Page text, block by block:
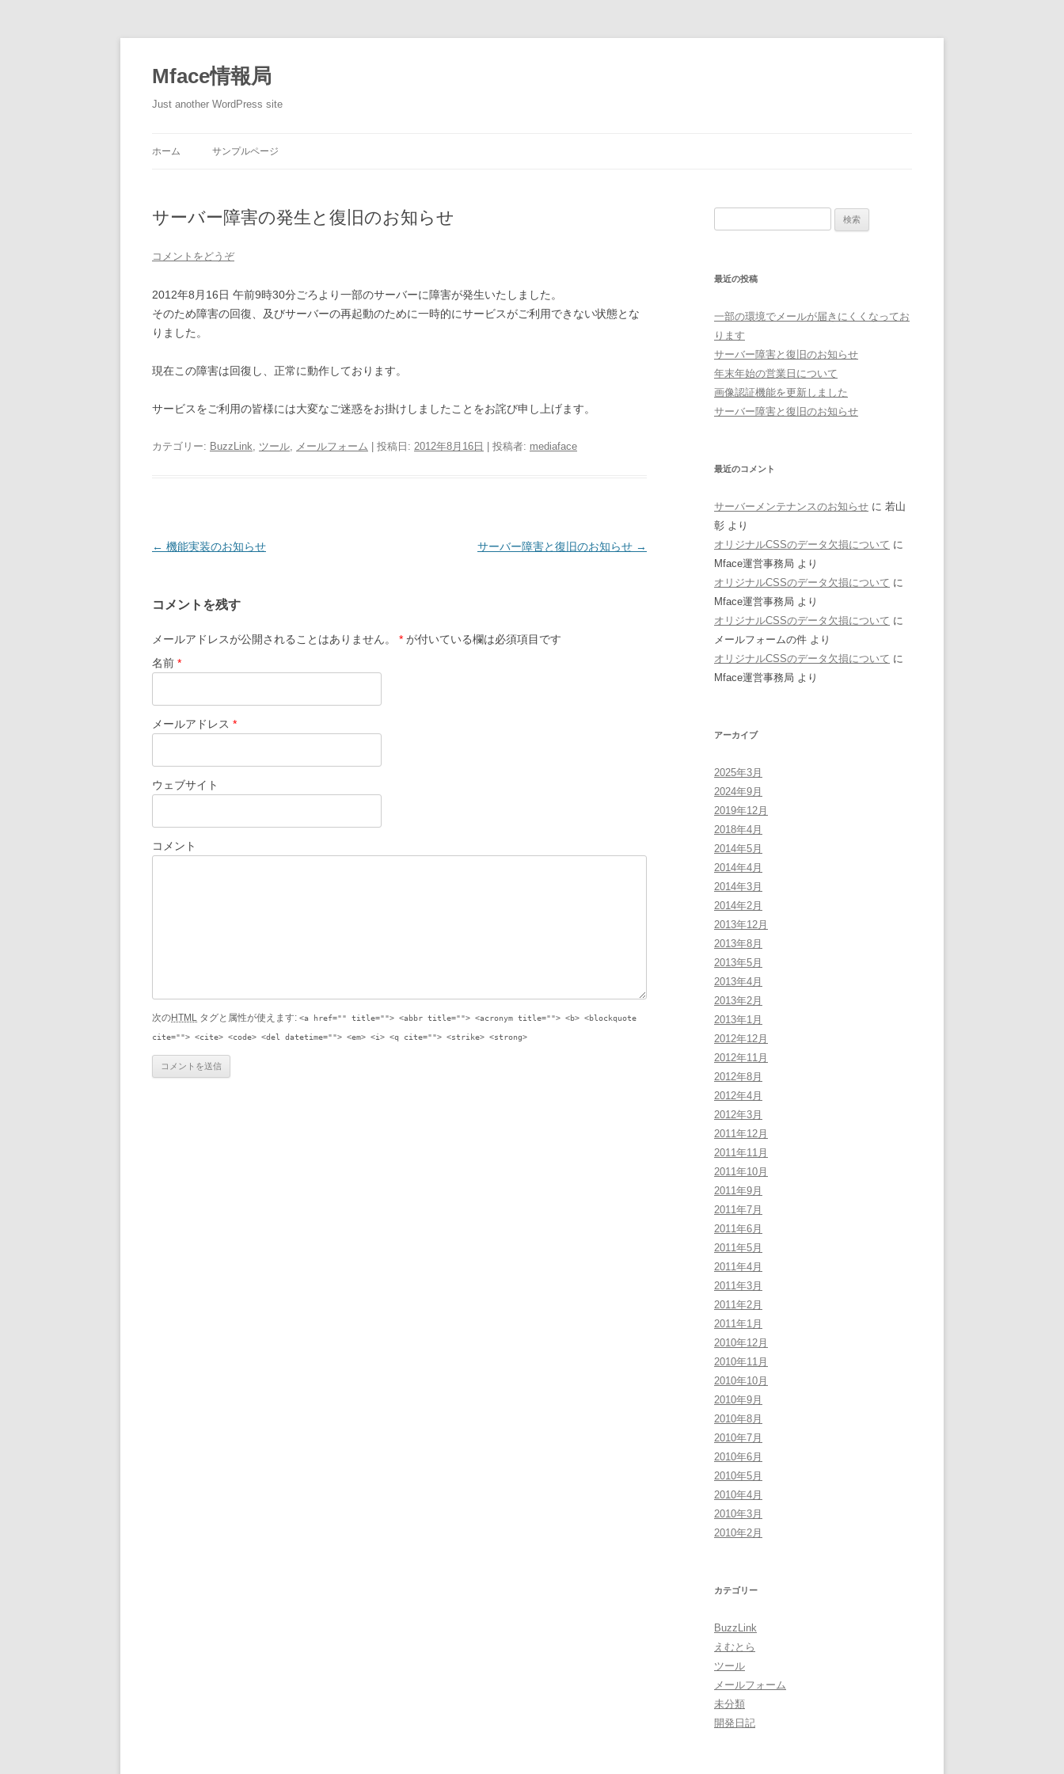
Mface情報局
Just another WordPress site
ホーム サンプルページ
サーバー障害の発生と復旧のお知らせ
コメントをどうぞ
2012年8月16日 午前9時30分ごろより一部のサーバーに障害が発生いたしました。
そのため障害の回復、及びサーバーの再起動のために一時的にサービスがご利用できない状態とな
りました。
現在この障害は回復し、正常に動作しております。
サービスをご利用の皆様には大変なご迷惑をお掛けしましたことをお詫び申し上げます。
カテゴリー: BuzzLink, ツール, メールフォーム | 投稿日: 2012年8月16日 投稿者: mediaface
投稿ナビゲーション
← 機能実装のお知らせ サーバー障害と復旧のお知らせ →
コメントを残す
メールアドレスが公開されることはありません。 * が付いている欄は必須項目です
名前 *
メールアドレス *
ウェブサイト
コメント
次のHTML タグと属性が使えます: <a href="" title=""> <abbr title=""> <acronym title=""> <b> <blockquote
cite=""> <cite> <code> <del datetime=""> <em> <i> <q cite=""> <strike> <strong>
最近の投稿
一部の環境でメールが届きにくくなってお
ります
サーバー障害と復旧のお知らせ
年末年始の営業日について
画像認証機能を更新しました
サーバー障害と復旧のお知らせ
最近のコメント
サーバーメンテナンスのお知らせ に 若山
彰 より
オリジナルCSSのデータ欠損について に
Mface運営事務局 より
オリジナルCSSのデータ欠損について に
Mface運営事務局 より
オリジナルCSSのデータ欠損について に
メールフォームの件 より
オリジナルCSSのデータ欠損について に
Mface運営事務局 より
アーカイブ
2025年3月
2024年9月
2019年12月
2018年4月
2014年5月
2014年4月
2014年3月
2014年2月
2013年12月
2013年8月
2013年5月
2013年4月
2013年2月
2013年1月
2012年12月
2012年11月
2012年8月
2012年4月
2012年3月
2011年12月
2011年11月
2011年10月
2011年9月
2011年7月
2011年6月
2011年5月
2011年4月
2011年3月
2011年2月
2011年1月
2010年12月
2010年11月
2010年10月
2010年9月
2010年8月
2010年7月
2010年6月
2010年5月
2010年4月
2010年3月
2010年2月
カテゴリー
BuzzLink
えむとら
ツール
メールフォーム
未分類
開発日記